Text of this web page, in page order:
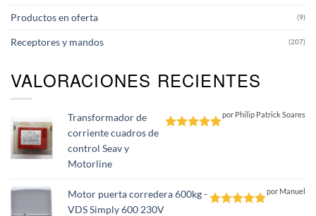
Productos en oferta (9)
Receptores y mandos (207)
VALORACIONES RECIENTES
Transformador de
corriente cuadros de
control Seav y
Motorline
por Philip Patrick Soares
Motor puerta corredera 600kg -
VDS Simply 600 230V
por Manuel